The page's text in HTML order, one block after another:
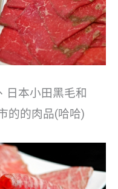
日本小田黑毛和
的的肉品(哈哈)